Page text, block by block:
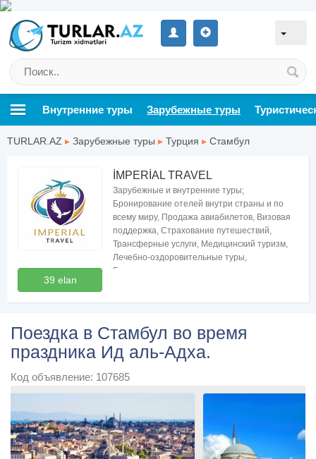
Внутренние туры Зарубежные туры
TURLAR.AZ ▸ Зарубежные туры ▸ Турция ▸ Стамбул
39 elan
İMPERİAL TRAVEL
Зарубежные и внутренние туры;
Бронирование отелей внутри страны и по
всему миру, Продажа авиабилетов, Визовая
поддержка, Страхование путешествий,
Трансферные услуги, Медицинский туризм,
Лечебно-оздоровительные туры,
Бесплатные консультации по туризму
Поездка в Стамбул во время
праздника Ид аль-Адха.
Код объявление: 107685